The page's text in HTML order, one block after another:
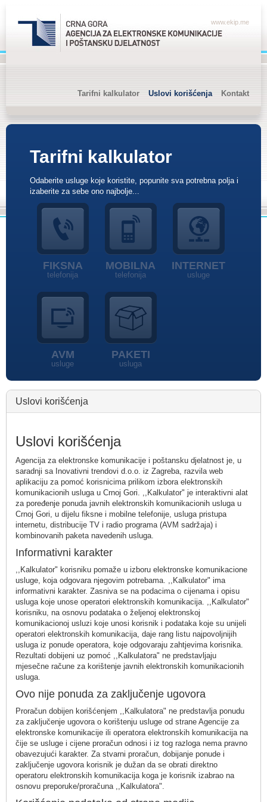
www.ekip.me
Tarifni kalkulator Uslovi korišćenja Kontakt
Tarifni kalkulator
Odaberite usluge koje koristite, popunite sva potrebna polja i
izaberite za sebe ono najbolje...
FIKSNA
telefonija
MOBILNA
telefonija
INTERNET
usluge
AVM
usluge
PAKETI
usluga
Uslovi korišćenja
Uslovi korišćenja
Agencija za elektronske komunikacije i poštansku djelatnost je, u
saradnji sa Inovativni trendovi d.o.o. iz Zagreba, razvila web
aplikaciju za pomoć korisnicima prilikom izbora elektronskih
komunikacionih usluga u Crnoj Gori. ,,Kalkulator" je interaktivni alat
za poređenje ponuda javnih elektronskih komunikacionih usluga u
Crnoj Gori, u dijelu fiksne i mobilne telefonije, usluga pristupa
internetu, distribucije TV i radio programa (AVM sadržaja) i
kombinovanih paketa navedenih usluga.
Informativni karakter
,,Kalkulator" korisniku pomaže u izboru elektronske komunikacione
usluge, koja odgovara njegovim potrebama. ,,Kalkulator" ima
informativni karakter. Zasniva se na podacima o cijenama i opisu
usluga koje unose operatori elektronskih komunikacija. ,,Kalkulator"
korisniku, na osnovu podataka o željenoj elektronskoj
komunikacionoj usluzi koje unosi korisnik i podataka koje su unijeli
operatori elektronskih komunikacija, daje rang listu najpovoljnijih
usluga iz ponude operatora, koje odgovaraju zahtjevima korisnika.
Rezultati dobijeni uz pomoć ,,Kalkulatora" ne predstavljaju
mjesečne račune za korištenje javnih elektronskih komunikacionih
usluga.
Ovo nije ponuda za zaključenje ugovora
Proračun dobijen korišćenjem ,,Kalkulatora" ne predstavlja ponudu
za zaključenje ugovora o korištenju usluge od strane Agencije za
elektronske komunikacije ili operatora elektronskih komunikacija na
čije se usluge i cijene proračun odnosi i iz tog razloga nema pravno
obavezujući karakter. Za stvarni proračun, dobijanje ponude i
zaključenje ugovora korisnik je dužan da se obrati direktno
operatoru elektronskih komunikacija koga je korisnik izabrao na
osnovu preporuke/proračuna ,,Kalkulatora".